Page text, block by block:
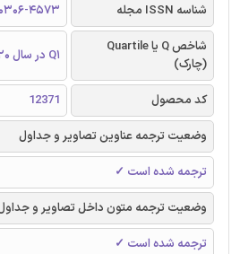
شناسه ISSN مجله
4573
شاخص Q یا Quartile
(چارک)
Q1 در سال 2020
کد محصول
12371
وضعیت ترجمه عناوین تصاویر و جداول
ترجمه شده است ✓
وضعیت ترجمه متون داخل تصاویر و
ترجمه شده است ✓